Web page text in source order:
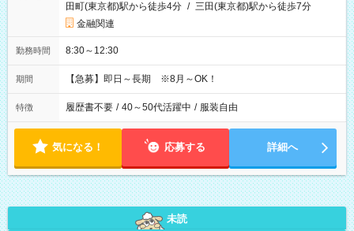
田町(東京都)駅から徒歩4分 / 三田(東京都)駅から徒歩7分
金融関連
勤務時間 8:30～12:30
期間 【急募】即日～長期 ※8月～OK！
特徴 履歴書不要 / 40～50代活躍中 / 服装自由
気になる！ 応募する 詳細へ
未読